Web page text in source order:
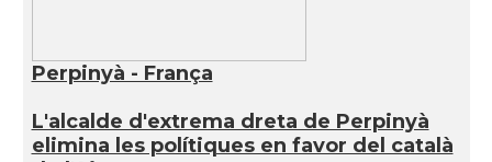
Perpinyà - França
L'alcalde d'extrema dreta de Perpinyà
elimina les polítiques en favor del català